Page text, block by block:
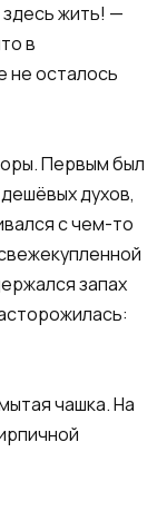
жить! —
в
не осталось
Первым был
духов,
с чем-то
запах
чашка. На